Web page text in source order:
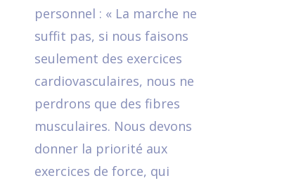
personnel : « La marche ne
suffit pas, si nous faisons
seulement des exercices
cardiovasculaires, nous ne
perdrons que des fibres
musculaires. Nous devons
donner la priorité aux
exercices de force, qui